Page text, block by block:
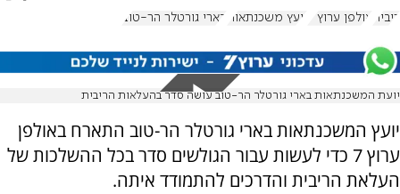
ריבית אולפן ערוץ 7 יועץ משכנתאות בארי גורטלר הר-טוב
יועת המשכנתאות בארי גורטלר הר-טוב עושה סדר בהעלאות הריבית
יועץ המשכנתאות בארי גורטלר הר-טוב התארח באולפן
ערוץ 7 כדי לעשות עבור הגולשים סדר בכל ההשלכות של
העלאת הריבית והדרכים להתמודד איתה.